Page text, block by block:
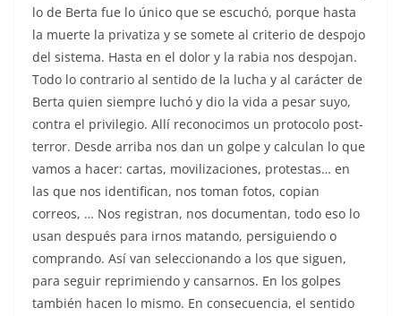
lo de Berta fue lo único que se escuchó, porque hasta
la muerte la privatiza y se somete al criterio de despojo
del sistema. Hasta en el dolor y la rabia nos despojan.
Todo lo contrario al sentido de la lucha y al carácter de
Berta quien siempre luchó y dio la vida a pesar suyo,
contra el privilegio. Allí reconocimos un protocolo post-
terror. Desde arriba nos dan un golpe y calculan lo que
vamos a hacer: cartas, movilizaciones, protestas… en
las que nos identifican, nos toman fotos, copian
correos, … Nos registran, nos documentan, todo eso lo
usan después para irnos matando, persiguiendo o
comprando. Así van seleccionando a los que siguen,
para seguir reprimiendo y cansarnos. En los golpes
también hacen lo mismo. En consecuencia, el sentido